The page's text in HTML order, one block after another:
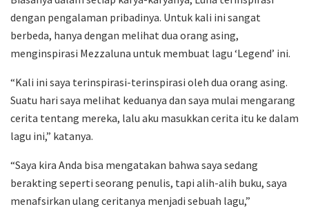
dengan pengalaman pribadinya. Untuk kali ini sangat
berbeda, hanya dengan melihat dua orang asing,
menginspirasi Mezzaluna untuk membuat lagu ‘Legend’ ini.
“Kali ini saya terinspirasi-terinspirasi oleh dua orang asing.
Suatu hari saya melihat keduanya dan saya mulai mengarang
cerita tentang mereka, lalu aku masukkan cerita itu ke dalam
lagu ini,” katanya.
“Saya kira Anda bisa mengatakan bahwa saya sedang
berakting seperti seorang penulis, tapi alih-alih buku, saya
menafsirkan ulang ceritanya menjadi sebuah lagu,”